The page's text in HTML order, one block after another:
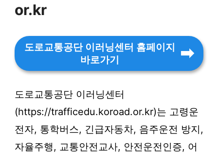
or.kr
도로교통공단 이러닝센터 홈페이지
바로가기
도로교통공단 이러닝센터
(https://trafficedu.koroad.or.kr)는 고령운
전자, 통학버스, 긴급자동차, 음주운전 방지,
자율주행, 교통안전교사, 안전운전인증, 어